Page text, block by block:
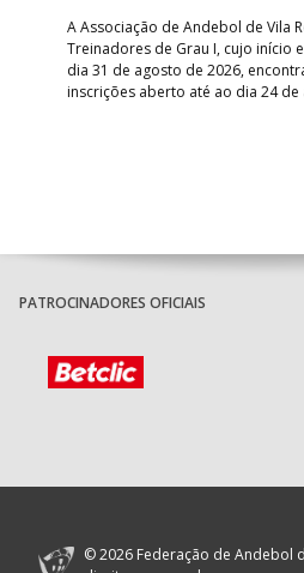
A Associação de Andebol de Vila
Treinadores de Grau I, cujo início
dia 31 de agosto de 2026,
inscrições aberto até ao dia 24 de
PATROCINADORES OFICIAIS
© 2026 Federação de Andebol